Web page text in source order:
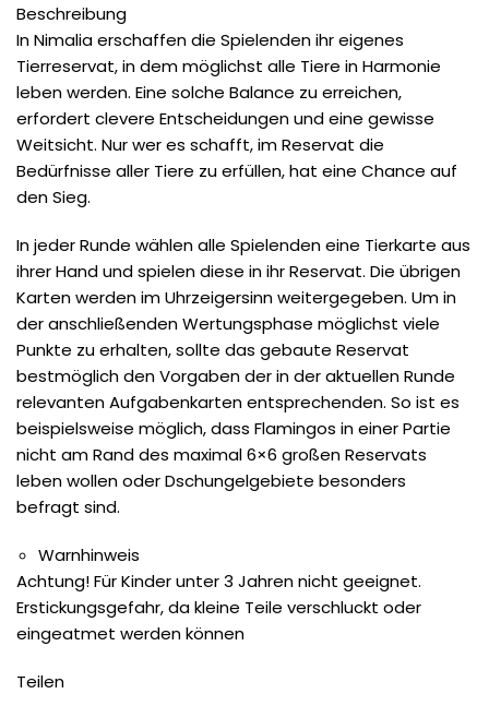
Beschreibung
In Nimalia erschaffen die Spielenden ihr eigenes
Tierreservat, in dem möglichst alle Tiere in Harmonie
leben werden. Eine solche Balance zu erreichen,
erfordert clevere Entscheidungen und eine gewisse
Weitsicht. Nur wer es schafft, im Reservat die
Bedürfnisse aller Tiere zu erfüllen, hat eine Chance auf
den Sieg.
In jeder Runde wählen alle Spielenden eine Tierkarte aus
ihrer Hand und spielen diese in ihr Reservat. Die übrigen
Karten werden im Uhrzeigersinn weitergegeben. Um in
der anschließenden Wertungsphase möglichst viele
Punkte zu erhalten, sollte das gebaute Reservat
bestmöglich den Vorgaben der in der aktuellen Runde
relevanten Aufgabenkarten entsprechenden. So ist es
beispielsweise möglich, dass Flamingos in einer Partie
nicht am Rand des maximal 6×6 großen Reservats
leben wollen oder Dschungelgebiete besonders
befragt sind.
Warnhinweis
Achtung! Für Kinder unter 3 Jahren nicht geeignet.
Erstickungsgefahr, da kleine Teile verschluckt oder
eingeatmet werden können
Teilen